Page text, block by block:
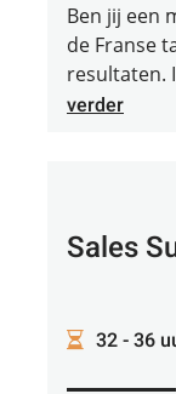
Ben jij een
de Franse
resultaten.
verder
Sales
32 - 36